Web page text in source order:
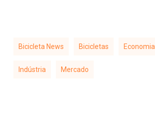
Bicicleta News Bicicletas Economia
Indústria Mercado